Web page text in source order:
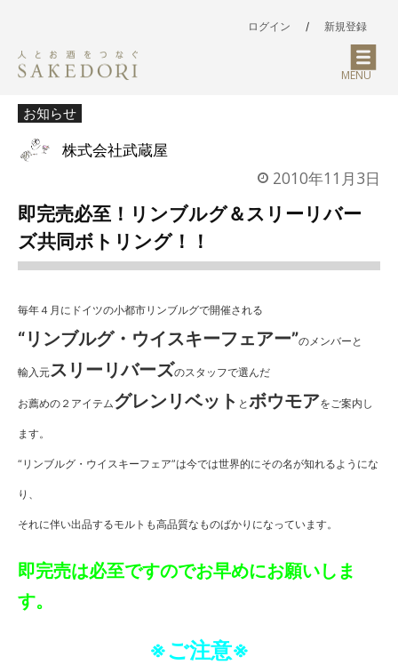
ログイン / 新規登録
MENU
お知らせ
株式会社武蔵屋
2010年11月3日
即完売必至！リンブルグ＆スリーリバー
ズ共同ボトリング！！
毎年４月にドイツの小都市リンブルグで開催される
“リンブルグ・ウイスキーフェアー”のメンバーと
輸入元スリーリバーズのスタッフで選んだ
お薦めの２アイテムグレンリベット と ボウモアをご案内し
ます。
“リンブルグ・ウイスキーフェア”は今では世界的にその名が知れるようにな
り、
それに伴い出品するモルトも高品質なものばかりになっています。
即完売は必至ですのでお早めにお願いしま
す。
※ご注意※